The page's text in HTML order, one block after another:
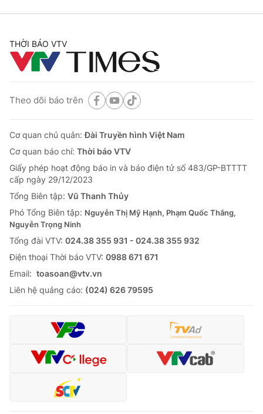
THỜI BÁO VTV
Theo dõi báo trên
Cơ quan chủ quản:Đài Truyền hình Việt Nam
Cơ quan báo chí: Thời báo VTV
Giấy phép hoạt động báo in và báo điện tử số 483/GP-BTTTT
cấp ngày 29/12/2023
Tổng Biên tập: Vũ Thanh Thủy
Phó Tổng Biên tập: Nguyễn Thị Mỹ Hạnh, Phạm Quốc Thắng,
Nguyễn Trọng Ninh
Tổng đài VTV: 024.38 355 931 - 024.38 355 932
Ðiện thoại Thời báo VTV: 0988 671 671
Email: toasoan@vtv.vn
Liên hệ quảng cáo: (024) 626 79595